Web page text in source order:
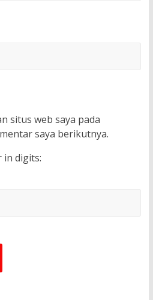
situs web saya pada
saya berikutnya.
in digits: